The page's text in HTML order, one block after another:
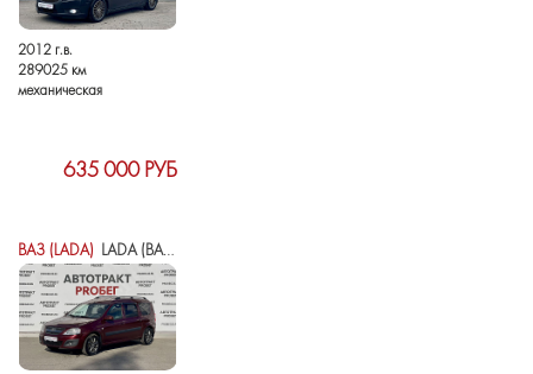
2012 г.в.
289025 км
механическая
635 000 РУБ
ВАЗ (LADA) LADA (ВАЗ) LARGUS I